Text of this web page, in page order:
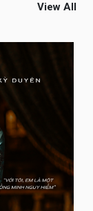
View All